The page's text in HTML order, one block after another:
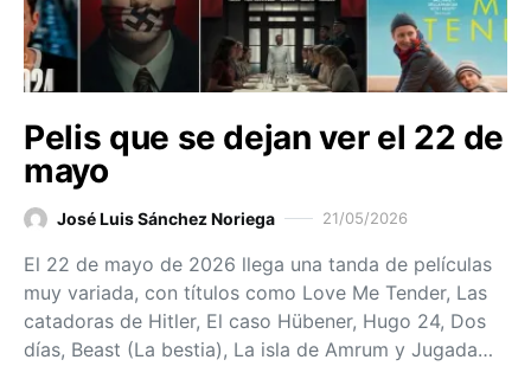
Pelis que se dejan ver el 22 de
mayo
José Luis Sánchez Noriega 21/05/2026
El 22 de mayo de 2026 llega una tanda de películas
muy variada, con títulos como Love Me Tender, Las
catadoras de Hitler, El caso Hübener, Hugo 24, Dos
días, Beast (La bestia), La isla de Amrum y Jugada…